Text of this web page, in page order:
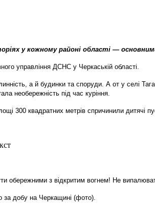
у кожному районі області —
управління ДСНС у Черкаській області.
а й будинки та споруди. А от у селі
необережність під час куріння.
300 квадратних метрів спричинили дитячі
обережними з відкритим вогнем! Не
добу на Черкащині (фото).